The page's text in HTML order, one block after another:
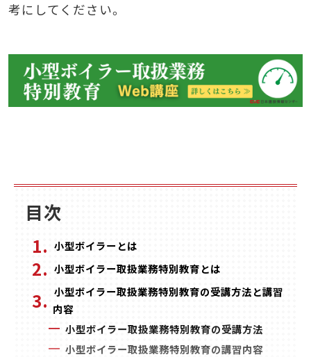
考にしてください。
目次
小型ボイラーとは
小型ボイラー取扱業務特別教育とは
小型ボイラー取扱業務特別教育の受講方法と講習
内容
小型ボイラー取扱業務特別教育の受講方法
小型ボイラー取扱業務特別教育の講習内容